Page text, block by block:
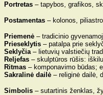
Portretas – tapybos, grafikos,
Postamentas – kolonos,
Priemenė – tradicinio
Prieseklytis – patalpa prie
Seklyčia– lietuvių valstiečių
Reljefas – skulptūros rūšis:
Ritmas – komponavimo būdas;
Sakralinė dailė – religinė dailė,
Simbolis – sutartinis ženklas,